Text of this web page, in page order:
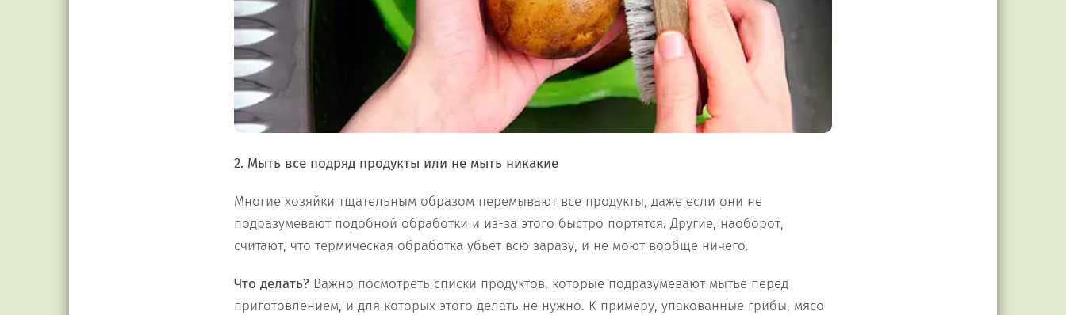
2. Мыть все подряд продукты или не мыть никакие
Многие хозяйки тщательным образом перемывают все продукты, даже если они не
подразумевают подобной обработки и из-за этого быстро портятся. Другие, наоборот,
считают, что термическая обработка убьет всю заразу, и не моют вообще ничего.
Что делать? Важно посмотреть списки продуктов, которые подразумевают мытье перед
приготовлением, и для которых этого делать не нужно. К примеру, упакованные грибы, мясо